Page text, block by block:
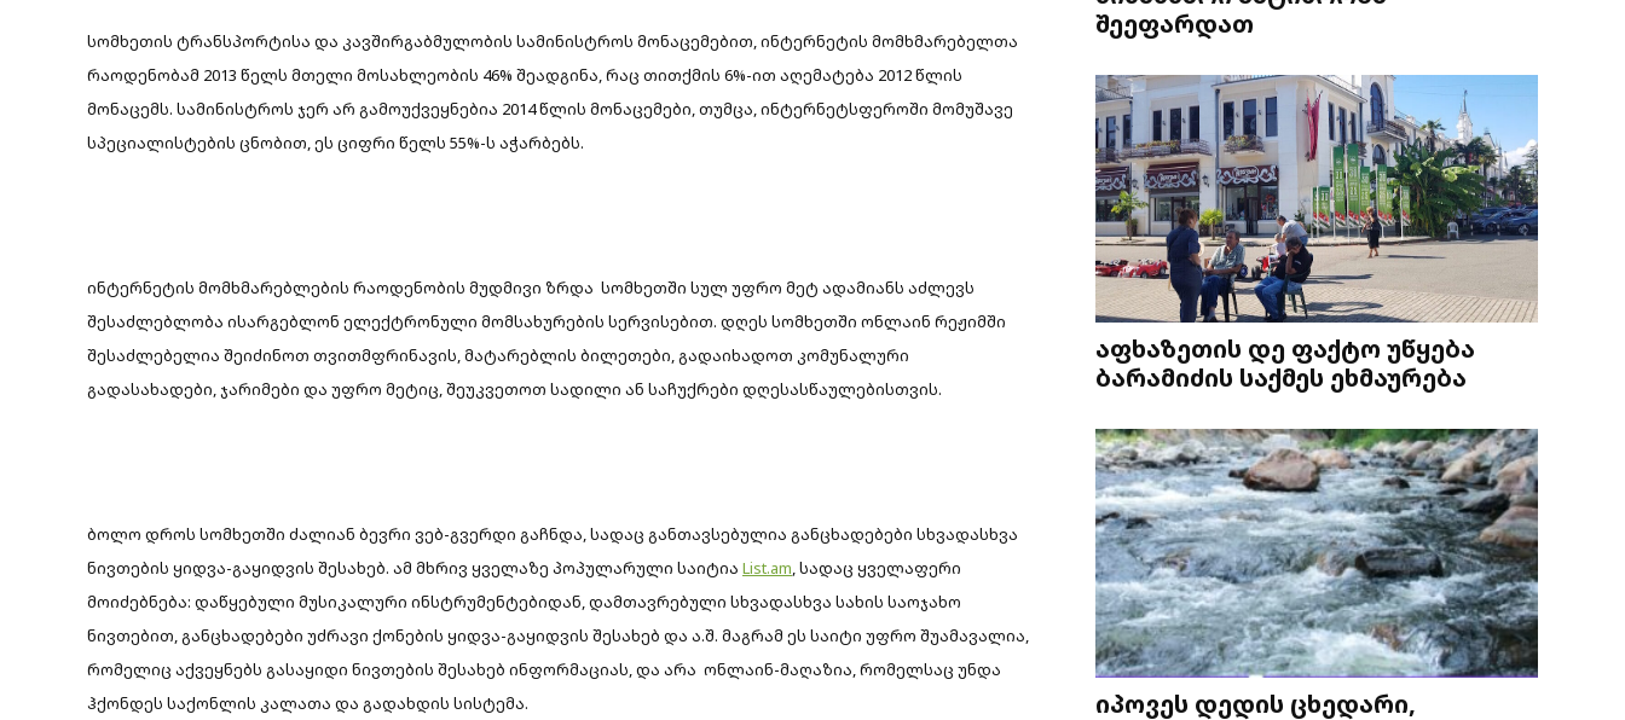
სომხეთის ტრანსპორტისა და კავშირგაბმულობის სამინისტროს მონაცემებით, ინტერნეტის მომხმარებელთა
რაოდენობამ 2013 წელს მთელი მოსახლეობის 46% შეადგინა, რაც თითქმის 6%-ით აღემატება 2012 წლის
მონაცემს. სამინისტროს ჯერ არ გამოუქვეყნებია 2014 წლის მონაცემები, თუმცა, ინტერნეტსფეროში მომუშავე
სპეციალისტების ცნობით, ეს ციფრი წელს 55%-ს აჭარბებს.
ინტერნეტის მომხმარებლების რაოდენობის მუდმივი ზრდა სომხეთში სულ უფრო მეტ ადამიანს აძლევს
შესაძლებლობა ისარგებლონ ელექტრონული მომსახურების სერვისებით. დღეს სომხეთში ონლაინ რეჟიმში
შესაძლებელია შეიძინოთ თვითმფრინავის, მატარებლის ბილეთები, გადაიხადოთ კომუნალური
გადასახადები, ჯარიმები და უფრო მეტიც, შეუკვეთოთ სადილი ან საჩუქრები დღესასწაულებისთვის.
ბოლო დროს სომხეთში ძალიან ბევრი ვებ-გვერდი გაჩნდა, სადაც განთავსებულია განცხადებები სხვადასხვა
ნივთების ყიდვა-გაყიდვის შესახებ. ამ მხრივ ყველაზე პოპულარული საიტია List.am, სადაც ყველაფერი
მოიძებნება: დაწყებული მუსიკალური ინსტრუმენტებიდან, დამთავრებული სხვადასხვა სახის საოჯახო
ნივთებით, განცხადებები უძრავი ქონების ყიდვა-გაყიდვის შესახებ და ა.შ. მაგრამ ეს საიტი უფრო შუამავალია,
რომელიც აქვეყნებს გასაყიდი ნივთების შესახებ ინფორმაციას, და არა ონლაინ-მაღაზია, რომელსაც უნდა
ჰქონდეს საქონლის კალათა და გადახდის სისტემა.
შეეფარდათ
აფხაზეთის დე ფაქტო უწყება
ბარამიძის საქმეს ეხმაურება
იპოვეს დედის ცხედარი,